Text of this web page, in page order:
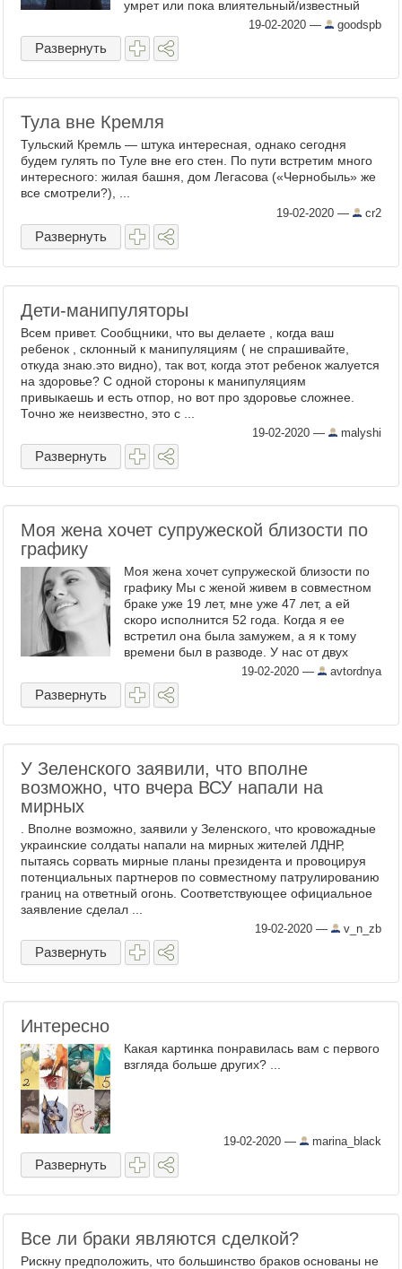
умрет или пока влиятельный/известный
человек не заговорит о ней в соцсети? В
своем ...
19-02-2020 — goodspb
Развернуть
Тула вне Кремля
Тульский Кремль — штука интересная, однако сегодня
будем гулять по Туле вне его стен. По пути встретим много
интересного: жилая башня, дом Легасова («Чернобыль» же
все смотрели?), ...
19-02-2020 — cr2
Развернуть
Дети-манипуляторы
Всем привет. Сообщники, что вы делаете , когда ваш
ребенок , склонный к манипуляциям ( не спрашивайте,
откуда знаю.это видно), так вот, когда этот ребенок жалуется
на здоровье? С одной стороны к манипуляциям
привыкаешь и есть отпор, но вот про здоровье сложнее.
Точно же неизвестно, это с ...
19-02-2020 — malyshi
Развернуть
Моя жена хочет супружеской близости по
графику
Моя жена хочет супружеской близости по
графику Мы с женой живем в совместном
браке уже 19 лет, мне уже 47 лет, а ей
скоро исполнится 52 года. Когда я ее
встретил она была замужем, а я к тому
времени был в разводе. У нас от двух
браков на двоих трое детей. Нашей
старшей (моей ...
19-02-2020 — avtordnya
Развернуть
У Зеленского заявили, что вполне
возможно, что вчера ВСУ напали на
мирных
. Вполне возможно, заявили у Зеленского, что кровожадные
украинские солдаты напали на мирных жителей ЛДНР,
пытаясь сорвать мирные планы президента и провоцируя
потенциальных партнеров по совместному патрулированию
границ на ответный огонь. Соответствующее официальное
заявление сделал ...
19-02-2020 — v_n_zb
Развернуть
Интересно
Какая картинка понравилась вам с первого
взгляда больше других? ...
19-02-2020 — marina_black
Развернуть
Все ли браки являются сделкой?
Рискну предположить, что большинство браков основаны не